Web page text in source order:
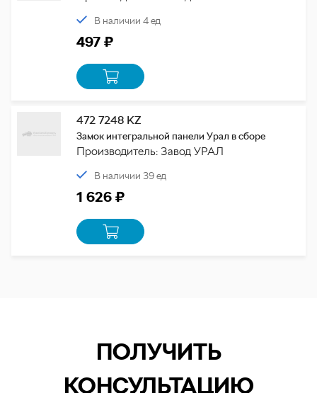
В наличии 4 ед
497 ₽
472 7248 KZ
Замок интегральной панели Урал в сборе
Производитель: Завод УРАЛ
В наличии 39 ед
1 626 ₽
ПОЛУЧИТЬ
КОНСУЛЬТАЦИЮ